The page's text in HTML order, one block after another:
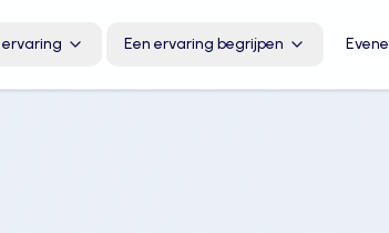
ervaring Een ervaring begrijpen